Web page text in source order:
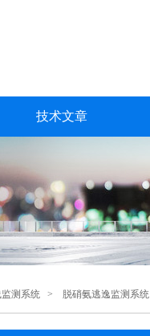
技术文章
测系统 > 脱硝氨逃逸监测系统